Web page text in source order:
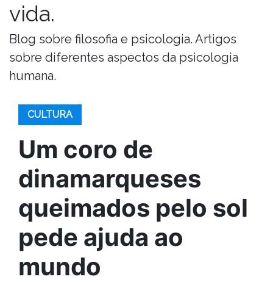
vida.
Blog sobre filosofia e psicologia. Artigos
sobre diferentes aspectos da psicologia
humana.
CULTURA
Um coro de
dinamarqueses
queimados pelo sol
pede ajuda ao
mundo